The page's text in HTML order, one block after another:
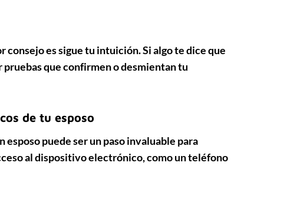
consejo essigue tu intuición. Si algo te dice que
que confirmen o desmientan tu
de tu esposo
esposo puede ser un paso invaluable para
al dispositivo electrónico, como un teléfono